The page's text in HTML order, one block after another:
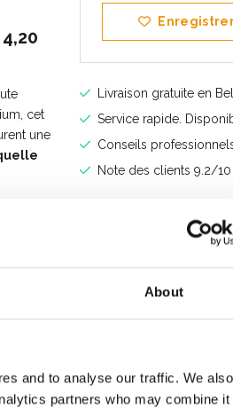
About
and to analyse our traffic. We
partners who may combine it
Livraison gratuite en
Service rapide.
Conseils
Note des clients 9.2/10
cet
une
en
sont